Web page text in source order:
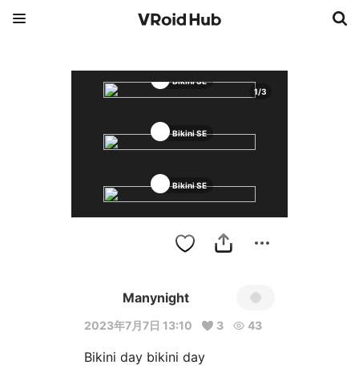
1/3
Bikini SE
Bikini SE
Bikini SE
Manynight
2023年7月7日 13:10 3 43
Bikini day bikini day